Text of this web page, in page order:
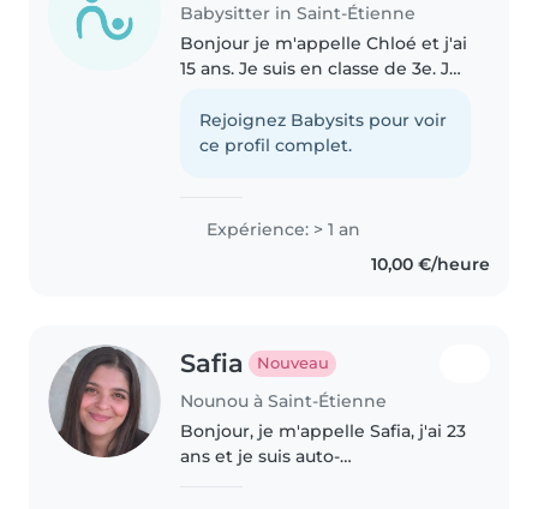
Babysitter in Saint-Étienne
Bonjour je m'appelle Chloé et j'ai
15 ans. Je suis en classe de 3e. Je
afin de subvenir à mes besoins
secondaires. Je suis une jeune
Rejoignez Babysits pour voir
ce profil complet.
Expérience: > 1 an
10,00 €/heure
Safia Nouveau
Nounou à Saint-Étienne
Bonjour, je m'appelle Safia, j'ai 23
ans et je suis auto-